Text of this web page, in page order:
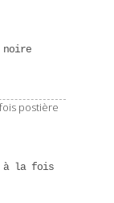
noire
à la fois